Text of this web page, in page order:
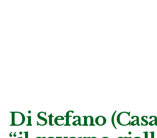
Di Stefano